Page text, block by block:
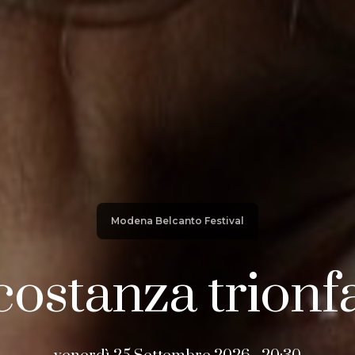
Modena Belcanto Festival